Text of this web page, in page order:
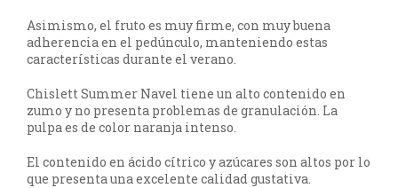
Asimismo, el fruto es muy firme, con muy buena
adherencia en el pedúnculo, manteniendo estas
características durante el verano.
Chislett Summer Navel tiene un alto contenido en
zumo y no presenta problemas de granulación. La
pulpa es de color naranja intenso.
El contenido en ácido cítrico y azúcares son altos por lo
que presenta una excelente calidad gustativa.